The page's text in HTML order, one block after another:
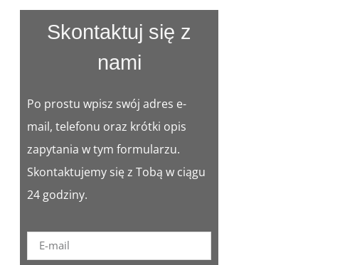
Skontaktuj się z
nami
Po prostu wpisz swój adres e-
mail, telefonu oraz krótki opis
zapytania w tym formularzu.
Skontaktujemy się z Tobą w ciągu
24 godziny.